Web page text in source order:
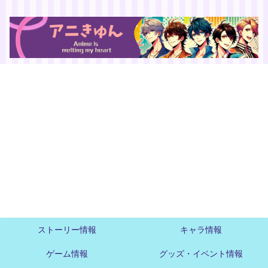
ストーリー情報 キャラ情報
ゲーム情報 グッズ・イベント情報